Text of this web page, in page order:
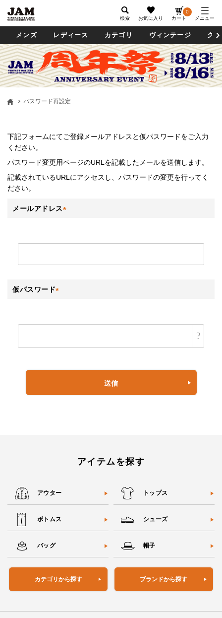
検索 お気に入り カート
0
メニュー
メンズ レディース カテゴリ ヴィンテージ グ
パスワード再設定
下記フォームにてご登録メールアドレスと仮パスワードをご入力
ください。
パスワード変更用ページのURLを記載したメールを送信します。
記載されているURLにアクセスし、パスワードの変更を行ってく
ださい。
メールアドレス
仮パスワード
送信
アイテムを探す
アウター トップス
ボトムス シューズ
バッグ 帽子
カテゴリから探す ブランドから探す